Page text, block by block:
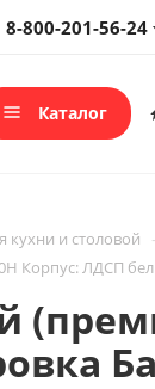
8-800-201-56-24
Каталог
кухни и столовой
Корпус: ЛДСП